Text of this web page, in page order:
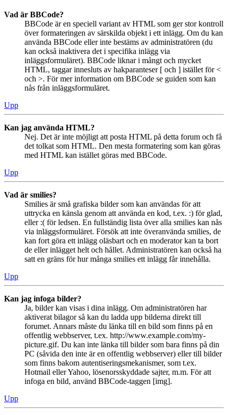
Vad är BBCode?
BBCode är en speciell variant av HTML som ger stor kontroll
över formateringen av särskilda objekt i ett inlägg. Om du kan
använda BBCode eller inte bestäms av administratören (du
kan också inaktivera det i specifika inlägg via
inläggsformuläret). BBCode liknar i mångt och mycket
HTML, taggar innesluts av hakparanteser [ och ] istället för <
och >. För mer information om BBCode se guiden som kan
nås från inläggsformuläret.
Upp
Kan jag använda HTML?
Nej. Det är inte möjligt att posta HTML på detta forum och få
det tolkat som HTML. Den mesta formatering som kan göras
med HTML kan istället göras med BBCode.
Upp
Vad är smilies?
Smilies är små grafiska bilder som kan användas för att
uttrycka en känsla genom att använda en kod, t.ex. :) för glad,
eller :( för ledsen. En fullständig lista över alla smilies kan nås
via inläggsformuläret. Försök att inte överanvända smilies, de
kan fort göra ett inlägg oläsbart och en moderator kan ta bort
de eller inlägget helt och hållet. Administratören kan också ha
satt en gräns för hur många smilies ett inlägg får innehålla.
Upp
Kan jag infoga bilder?
Ja, bilder kan visas i dina inlägg. Om administratören har
aktiverat bilagor så kan du ladda upp bilderna direkt till
forumet. Annars måste du länka till en bild som finns på en
offentlig webbserver, t.ex. http://www.example.com/my-
picture.gif. Du kan inte länka till bilder som bara finns på din
PC (såvida den inte är en offentlig webbserver) eller till bilder
som finns bakom autentiseringsmekanismer, som t.ex.
Hotmail eller Yahoo, lösenorsskyddade sajter, m.m. För att
infoga en bild, använd BBCode-taggen [img].
Upp